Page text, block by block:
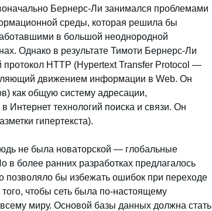
Бернерс-Ли занимался проблемами
среды, которая решила бы
в большой неоднородной
Однако в результате Тимоти Бернерс-Ли
HTTP (Hypertext Transfer Protocol —
движением информации в Web. Он
как общую систему адресации,
технологий поиска и связи. Он
гипертекста).
не была новаторской — глобальные
в более ранних разработках предлагалось
позволяло бы избежать ошибок при переходе
чтобы сеть была по-настоящему
миру. Основой базы данных должна стать